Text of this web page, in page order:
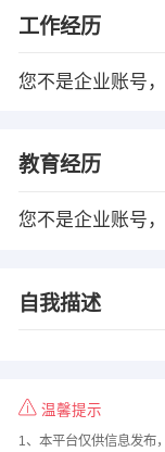
工作经历
您不是企业账号
教育经历
您不是企业账号
自我描述
温馨提示
1、本平台仅供信息发布